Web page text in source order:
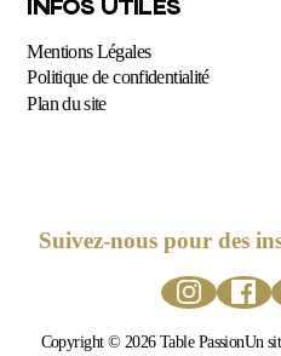
INFOS UTILES
Mentions Légales
Politique de confidentialité
Plan du site
Suivez-nous pour des
Copyright © 2026 Table PassionUn